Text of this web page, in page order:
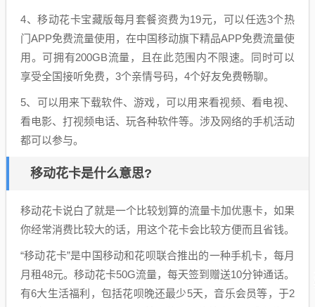
4、移动花卡宝藏版每月套餐资费为19元，可以任选3个热
门APP免费流量使用，在中国移动旗下精品APP免费流量使
用。可拥有200GB流量，且在此范围内不限速。同时可以
享受全国接听免费，3个亲情号码，4个好友免费畅聊。
5、可以用来下载软件、游戏，可以用来看视频、看电视、
看电影、打视频电话、玩各种软件等。涉及网络的手机活动
都可以参与。
移动花卡是什么意思?
移动花卡说白了就是一个比较划算的流量卡加优惠卡，如果
你经常消费比较大的话，用这个花卡会比较方便而且省钱。
“移动花卡”是中国移动和花呗联合推出的一种手机卡，每月
月租48元。移动花卡50G流量，每天签到赠送10分钟通话。
有6大生活福利，包括花呗晚还最少5天，音乐会员等，于2